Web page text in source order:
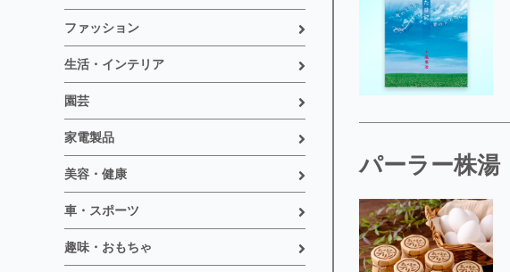
ファッション
生活・インテリア
園芸
家電製品
美容・健康
車・スポーツ
趣味・おもちゃ
パーラー株湯